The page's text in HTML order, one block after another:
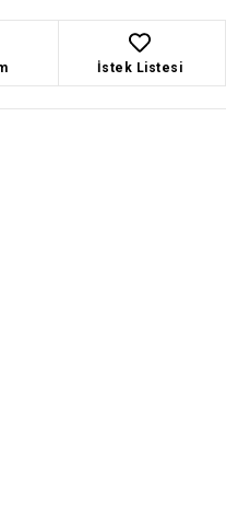
İstek Listesi